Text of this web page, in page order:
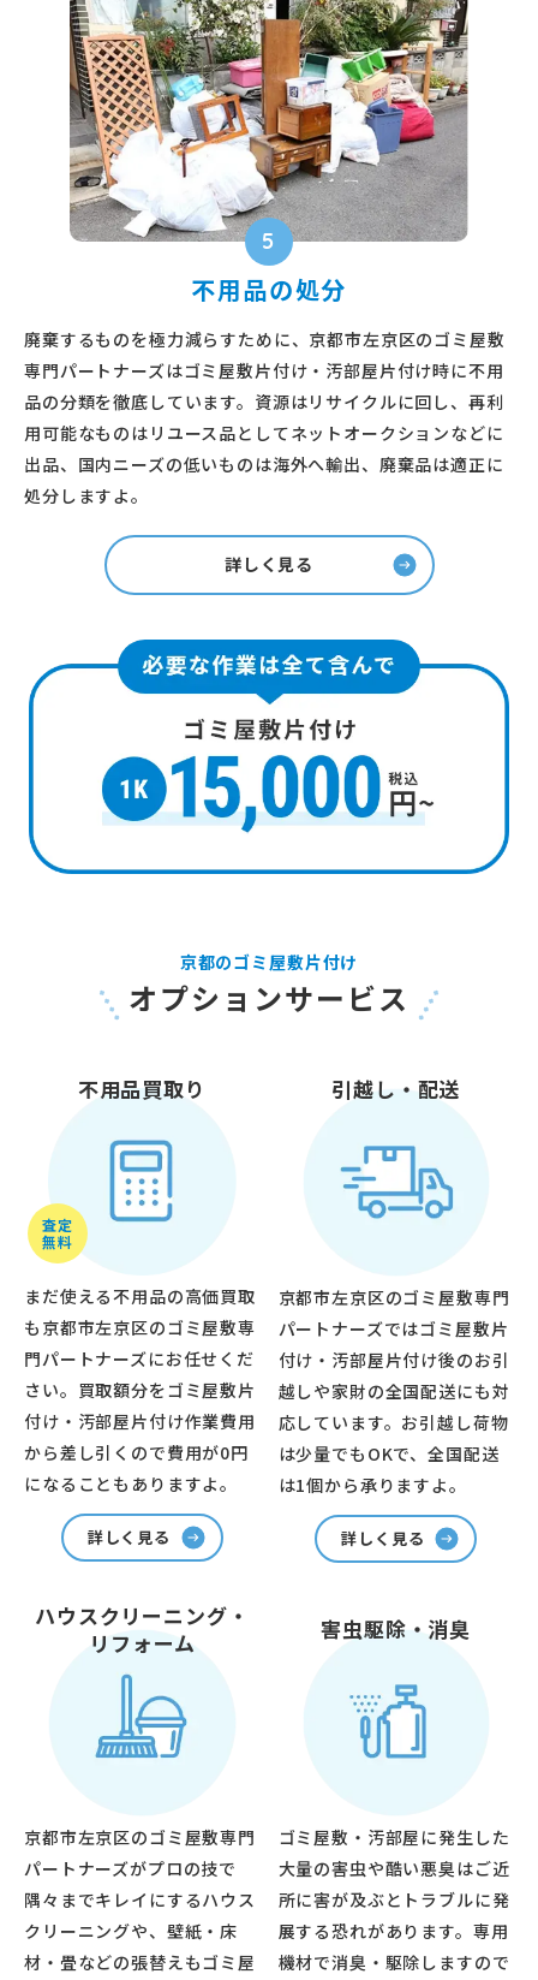
5
不用品の処分
廃棄するものを極力減らすために、京都市左京区のゴミ屋敷
専門パートナーズはゴミ屋敷片付け・汚部屋片付け時に不用
品の分類を徹底しています。資源はリサイクルに回し、再利
用可能なものはリユース品としてネットオークションなどに
出品、国内ニーズの低いものは海外へ輸出、廃棄品は適正に
処分しますよ。
詳しく見る
京都のゴミ屋敷片付け
オプションサービス
不用品買取り
査定
無料
まだ使える不用品の高価買取
も京都市左京区のゴミ屋敷専
門パートナーズにお任せくだ
さい。買取額分をゴミ屋敷片
付け・汚部屋片付け作業費用
から差し引くので費用が0円
になることもありますよ。
詳しく見る
引越し・配送
京都市左京区のゴミ屋敷専門
パートナーズではゴミ屋敷片
付け・汚部屋片付け後のお引
越しや家財の全国配送にも対
応しています。お引越し荷物
は少量でもOKで、全国配送
は1個から承りますよ。
詳しく見る
ハウスクリーニング・
リフォーム
京都市左京区のゴミ屋敷専門
パートナーズがプロの技で
隅々までキレイにするハウス
クリーニングや、壁紙・床
材・畳などの張替えもゴミ屋
害虫駆除・消臭
ゴミ屋敷・汚部屋に発生した
大量の害虫や酷い悪臭はご近
所に害が及ぶとトラブルに発
展する恐れがあります。専用
機材で消臭・駆除しますので